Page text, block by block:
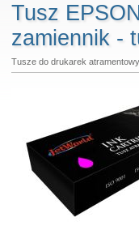
Tusz
zamiennik -
Tusze do drukarek